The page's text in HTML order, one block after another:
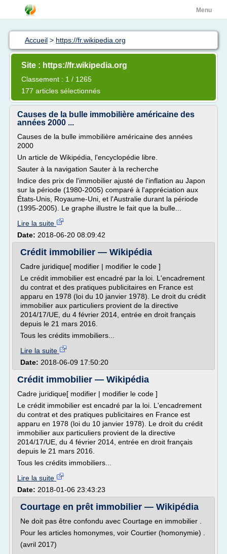
Menu
Accueil > https://fr.wikipedia.org
Site : https://fr.wikipedia.org
Classement : 1 / 1265
177 articles sélectionnés
Causes de la bulle immobilière américaine des
années 2000 ...
Causes de la bulle immobilière américaine des années
2000
Un article de Wikipédia, l'encyclopédie libre.
Sauter à la navigation Sauter à la recherche
Indice des prix de l'immobilier ajusté de l'inflation au Japon
sur la période (1980-2005) comparé à l'appréciation aux
États-Unis, Royaume-Uni, et l'Australie durant la période
(1995-2005). Le graphe illustre le fait que la bulle...
Lire la suite
Date: 2018-06-20 08:09:42
Crédit immobilier — Wikipédia
Cadre juridique[ modifier | modifier le code ]
Le crédit immobilier est encadré par la loi. L'encadrement
du contrat et des pratiques publicitaires en France est
apparu en 1978 (loi du 10 janvier 1978). Le droit du crédit
immobilier aux particuliers provient de la directive
2014/17/UE, du 4 février 2014, entrée en droit français
depuis le 21 mars 2016.
Tous les crédits immobiliers...
Lire la suite
Date: 2018-06-09 17:50:20
Crédit immobilier — Wikipédia
Cadre juridique[ modifier | modifier le code ]
Le crédit immobilier est encadré par la loi. L'encadrement
du contrat et des pratiques publicitaires en France est
apparu en 1978 (loi du 10 janvier 1978). Le droit du crédit
immobilier aux particuliers provient de la directive
2014/17/UE, du 4 février 2014, entrée en droit français
depuis le 21 mars 2016.
Tous les crédits immobiliers...
Lire la suite
Date: 2018-01-06 23:43:23
Courtage en prêt immobilier — Wikipédia
Ne doit pas être confondu avec Courtage en immobilier .
Pour les articles homonymes, voir Courtier (homonymie) .
(avril 2017)